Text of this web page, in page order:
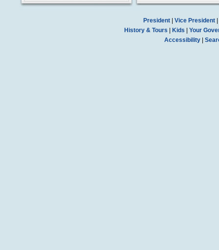
President| Vice President|
History & Tours
Kids
Your
Accessibility